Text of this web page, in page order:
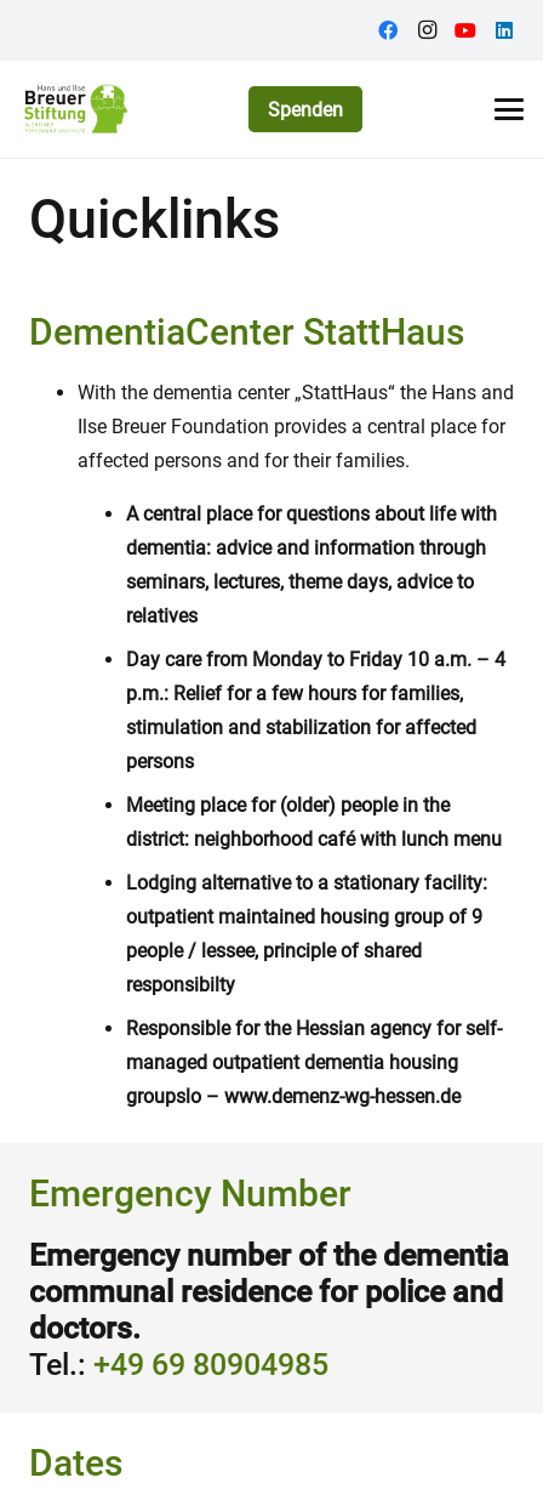
Spenden
Quicklinks
DementiaCenter StattHaus
With the dementia center „StattHaus“ the Hans and
Ilse Breuer Foundation provides a central place for
affected persons and for their families.
A central place for questions about life with
dementia: advice and information through
seminars, lectures, theme days, advice to
relatives
Day care from Monday to Friday 10 a.m. – 4
p.m.: Relief for a few hours for families,
stimulation and stabilization for affected
persons
Meeting place for (older) people in the
district: neighborhood café with lunch menu
Lodging alternative to a stationary facility:
outpatient maintained housing group of 9
people / lessee, principle of shared
responsibilty
Responsible for the Hessian agency for self-
managed outpatient dementia housing
groupslo – www.demenz-wg-hessen.de
Emergency Number
Emergency number of the dementia
communal residence for police and
doctors.
Tel.: +49 69 80904985
Dates